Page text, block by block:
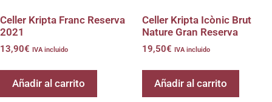
Celler Kripta Franc Reserva
2021
13,90€ IVA incluido
Añadir al carrito
Celler Kripta Icònic Brut
Nature Gran Reserva
19,50€ IVA incluido
Añadir al carrito